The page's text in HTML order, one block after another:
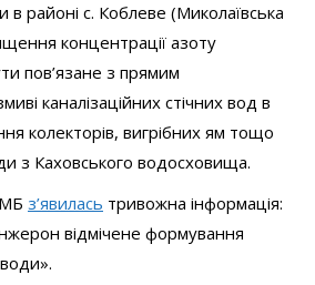
в районі с. Коблеве (Миколаївська
концентрації азоту
пов’язане з прямим
каналізаційних стічних вод в
колекторів, вигрібних ям тощо
з Каховського водосховища.
з’явилась тривожна інформація:
відмічене формування